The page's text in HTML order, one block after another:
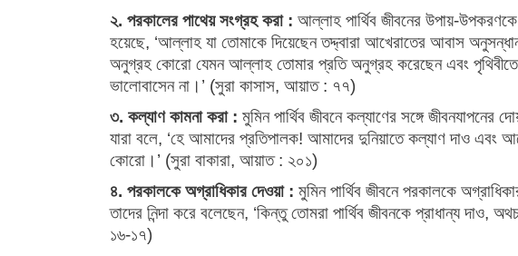
২. পরকালের পাথেয় সংগ্রহ করা : আল্লাহ পার্থিব জীবনের উপায়-
হয়েছে, ‘আল্লাহ যা তোমাকে দিয়েছেন তদ্দ্বারা আখেরাতের আবাস
অনুগ্রহ কোরো যেমন আল্লাহ তোমার প্রতি অনুগ্রহ করেছেন এবং পৃথিবীতে
ভালোবাসেন না।’ (সুরা কাসাস, আয়াত : ৭৭)
৩. কল্যাণ কামনা করা : মুমিন পার্থিব জীবনে কল্যাণের সঙ্গে
যারা বলে, ‘হে আমাদের প্রতিপালক! আমাদের দুনিয়াতে কল্যাণ দাও এবং
কোরো।’ (সুরা বাকারা, আয়াত : ২০১)
৪. পরকালকে অগ্রাধিকার দেওয়া : মুমিন পার্থিব জীবনে পরকালকে
তাদের নিন্দা করে বলেছেন, ‘কিন্তু তোমরা পার্থিব জীবনকে প্রাধান্য
১৬-১৭)